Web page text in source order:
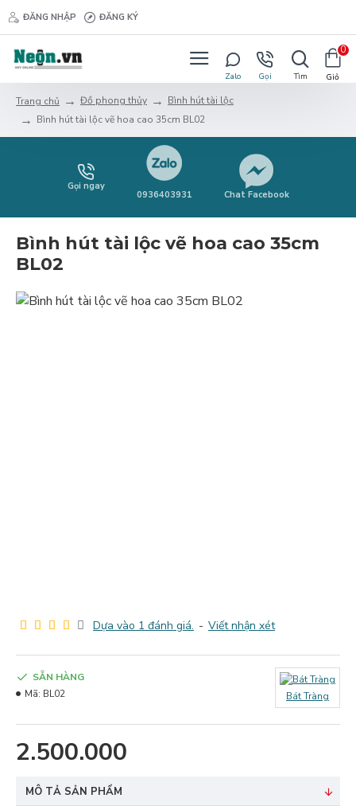
ĐĂNG NHẬP ĐĂNG KÝ
0
Trang chủ Đồ phong thủy
Bình hút tài lộc
Bình hút tài lộc vẽ hoa cao 35cm BL02
Gọi ngay
0936403931 Chat Facebook
Bình hút tài lộc vẽ hoa cao 35cm
BL02
Dựa vào 1 đánh giá. - Viết nhận xét
2.500.000
SẴN HÀNG
Mã: BL02 Bát Tràng
MÔ TẢ SẢN PHẨM